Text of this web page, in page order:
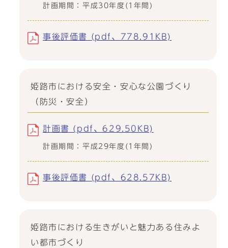
計画期間：平成30年度(1年間)
事後評価書 (pdf、778.91KB)
姫路市における安全・安心な公園づくり
（防災・安全）
計画書 (pdf、629.50KB)
計画期間：平成29年度(1年間)
事後評価書 (pdf、628.57KB)
姫路市における生きがいと魅力ある住みよ
い都市づくり